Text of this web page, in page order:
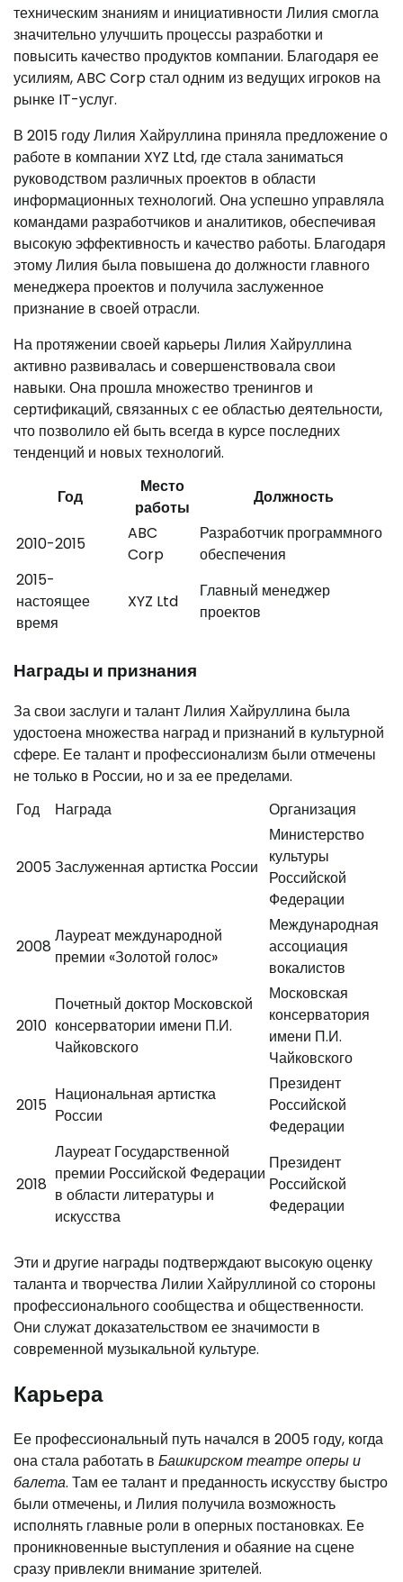
техническим знаниям и инициативности Лилия смогла
значительно улучшить процессы разработки и
повысить качество продуктов компании. Благодаря ее
усилиям, ABC Corp стал одним из ведущих игроков на
рынке IT-услуг.
В 2015 году Лилия Хайруллина приняла предложение о
работе в компании XYZ Ltd, где стала заниматься
руководством различных проектов в области
информационных технологий. Она успешно управляла
командами разработчиков и аналитиков, обеспечивая
высокую эффективность и качество работы. Благодаря
этому Лилия была повышена до должности главного
менеджера проектов и получила заслуженное
признание в своей отрасли.
На протяжении своей карьеры Лилия Хайруллина
активно развивалась и совершенствовала свои
навыки. Она прошла множество тренингов и
сертификаций, связанных с ее областью деятельности,
что позволило ей быть всегда в курсе последних
тенденций и новых технологий.
Год
Место
работы
Должность
2010-2015
ABC
Corp
Разработчик программного
обеспечения
2015-
настоящее
время
XYZ Ltd
Главный менеджер
проектов
Награды и признания
За свои заслуги и талант Лилия Хайруллина была
удостоена множества наград и признаний в культурной
сфере. Ее талант и профессионализм были отмечены
не только в России, но и за ее пределами.
Год
Награда Организация
2005Заслуженная артистка России
Министерство
культуры
Российской
Федерации
2008
Лауреат международной
премии «Золотой голос»
Международная
ассоциация
вокалистов
2010
Почетный доктор Московской
консерватории имени П.И.
Чайковского
Московская
консерватория
имени П.И.
Чайковского
2015
Национальная артистка
России
Президент
Российской
Федерации
2018
Лауреат Государственной
премии Российской Федерации
в области литературы и
искусства
Президент
Российской
Федерации
Эти и другие награды подтверждают высокую оценку
таланта и творчества Лилии Хайруллиной со стороны
профессионального сообщества и общественности.
Они служат доказательством ее значимости в
современной музыкальной культуре.
Карьера
Ее профессиональный путь начался в 2005 году, когда
она стала работать в Башкирском театре оперы и
балета. Там ее талант и преданность искусству быстро
были отмечены, и Лилия получила возможность
исполнять главные роли в оперных постановках. Ее
проникновенные выступления и обаяние на сцене
сразу привлекли внимание зрителей.